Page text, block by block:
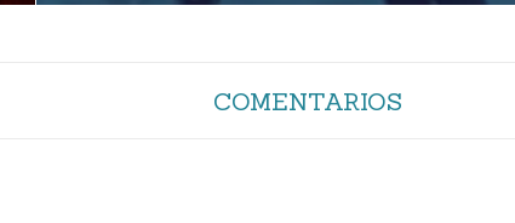
COMENTARIOS